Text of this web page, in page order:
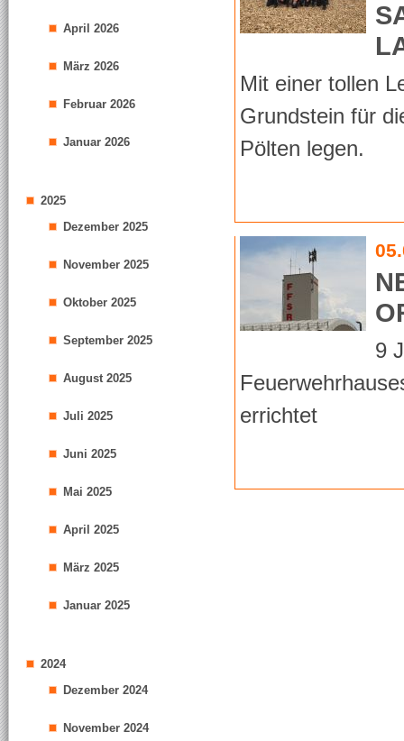
April 2026
März 2026
Februar 2026
Januar 2026
2025
Dezember 2025
November 2025
Oktober 2025
September 2025
August 2025
Juli 2025
Juni 2025
Mai 2025
April 2025
März 2025
Januar 2025
2024
Dezember 2024
November 2024
Mit einer tollen
Grundstein für
Pölten legen.
9
errichtet